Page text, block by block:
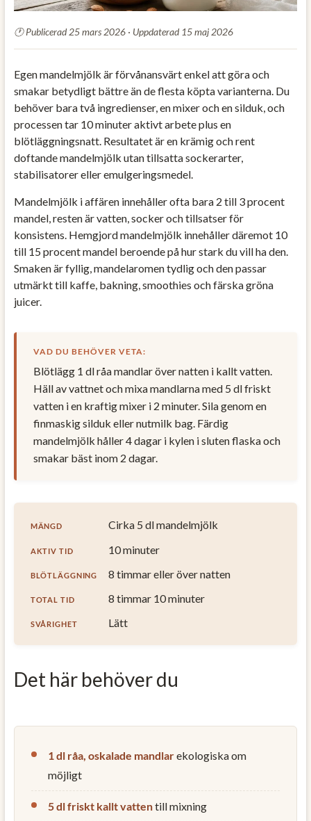
Publicerad 25 mars 2026 · Uppdaterad 15 maj 2026
Egen mandelmjölk är förvånansvärt enkel att göra och
smakar betydligt bättre än de flesta köpta varianterna. Du
behöver bara två ingredienser, en mixer och en silduk, och
processen tar 10 minuter aktivt arbete plus en
blötläggningsnatt. Resultatet är en krämig och rent
doftande mandelmjölk utan tillsatta sockerarter,
stabilisatorer eller emulgeringsmedel.
Mandelmjölk i affären innehåller ofta bara 2 till 3 procent
mandel, resten är vatten, socker och tillsatser för
konsistens. Hemgjord mandelmjölk innehåller däremot 10
till 15 procent mandel beroende på hur stark du vill ha den.
Smaken är fyllig, mandelaromen tydlig och den passar
utmärkt till kaffe, bakning, smoothies och färska gröna
juicer.
VAD DU BEHÖVER VETA:
Blötlägg 1 dl råa mandlar över natten i kallt vatten.
Häll av vattnet och mixa mandlarna med 5 dl friskt
vatten i en kraftig mixer i 2 minuter. Sila genom en
finmaskig silduk eller nutmilk bag. Färdig
mandelmjölk håller 4 dagar i kylen i sluten flaska och
smakar bäst inom 2 dagar.
MÄNGD Cirka 5 dl mandelmjölk
AKTIV TID 10 minuter
BLÖTLÄGGNING 8 timmar eller över natten
TOTAL TID 8 timmar 10 minuter
SVÅRIGHET Lätt
Det här behöver du
1 dl råa, oskalade mandlarekologiska om
möjligt
5 dl friskt kallt vattentill mixning